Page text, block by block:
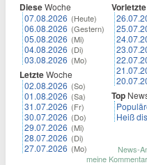
DieseWoche
07.08.2026 (Heute)
06.08.2026 (Gestern)
05.08.2026 (Mi)
04.08.2026 (Di)
03.08.2026 (Mo)
LetzteWoche
02.08.2026 (So)
01.08.2026 (Sa)
31.07.2026 (Fr)
30.07.2026 (Do)
29.07.2026 (Mi)
28.07.2026 (Di)
27.07.2026 (Mo)
Vorletzte
Top
Heiß
News-
meine